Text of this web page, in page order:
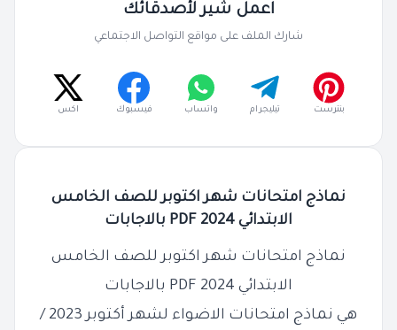
نماذج امتحانات شهر اكتوبر للصف الخامس
الابتدائي 2024 PDF بالاجابات
نماذج امتحانات شهر اكتوبر للصف الخامس
الابتدائي 2024 PDF بالاجابات
هي نماذج امتحانات الاضواء لشهر أكتوبر 2023 /
اعمل شير لأصدقائك
شارك الملف على مواقع التواصل الاجتماعي
بنترست تيليجرام واتساب فيسبوك اكس